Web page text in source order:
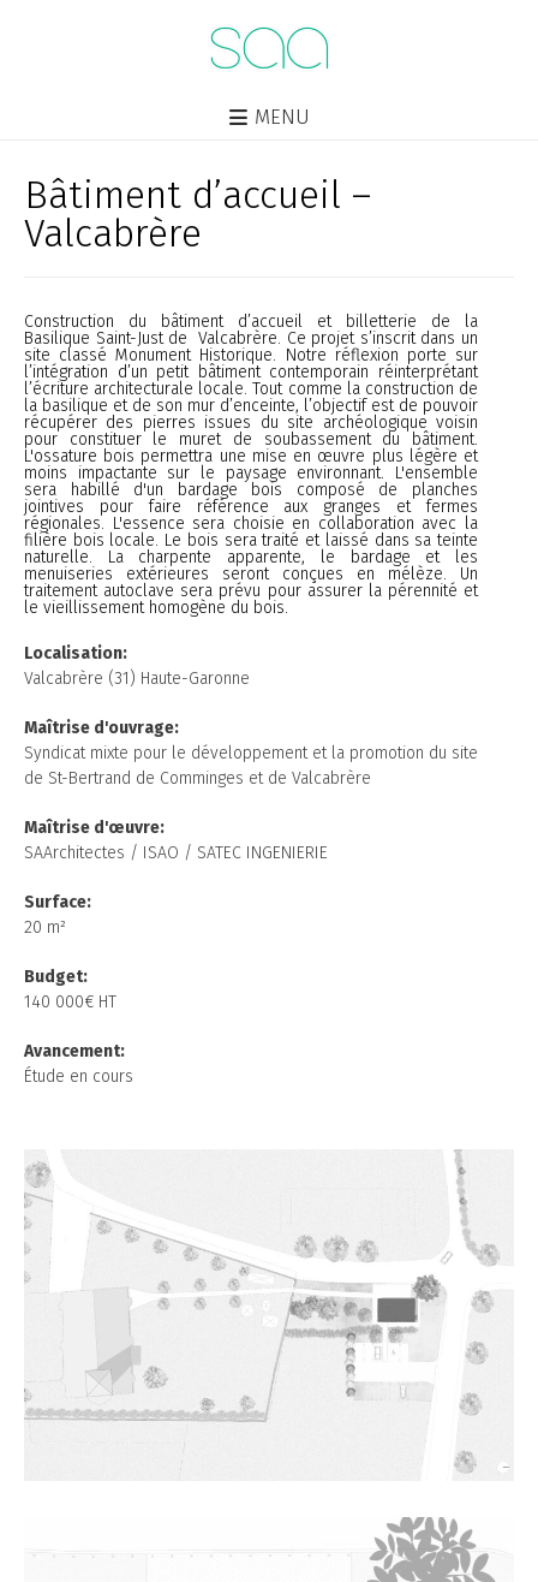
MENU
Bâtiment d’accueil –
Valcabrère
Construction du bâtiment d’accueil et billetterie de la
Basilique Saint-Just de Valcabrère. Ce projet s’inscrit dans un
site classé Monument Historique. Notre réflexion porte sur
l’intégration d’un petit bâtiment contemporain réinterprétant
l’écriture architecturale locale. Tout comme la construction de
la basilique et de son mur d’enceinte, l’objectif est de pouvoir
récupérer des pierres issues du site archéologique voisin
pour constituer le muret de soubassement du bâtiment.
L'ossature bois permettra une mise en œuvre plus légère et
moins impactante sur le paysage environnant. L'ensemble
sera habillé d'un bardage bois composé de planches
jointives pour faire référence aux granges et fermes
régionales. L'essence sera choisie en collaboration avec la
filière bois locale. Le bois sera traité et laissé dans sa teinte
naturelle. La charpente apparente, le bardage et les
menuiseries extérieures seront conçues en mélèze. Un
traitement autoclave sera prévu pour assurer la pérennité et
le vieillissement homogène du bois.
Localisation:
Valcabrère (31) Haute-Garonne
Maîtrise d'ouvrage:
Syndicat mixte pour le développement et la promotion du site
de St-Bertrand de Comminges et de Valcabrère
Maîtrise d'œuvre:
SAArchitectes / ISAO / SATEC INGENIERIE
Surface:
20 m²
Budget:
140 000€ HT
Avancement:
Étude en cours